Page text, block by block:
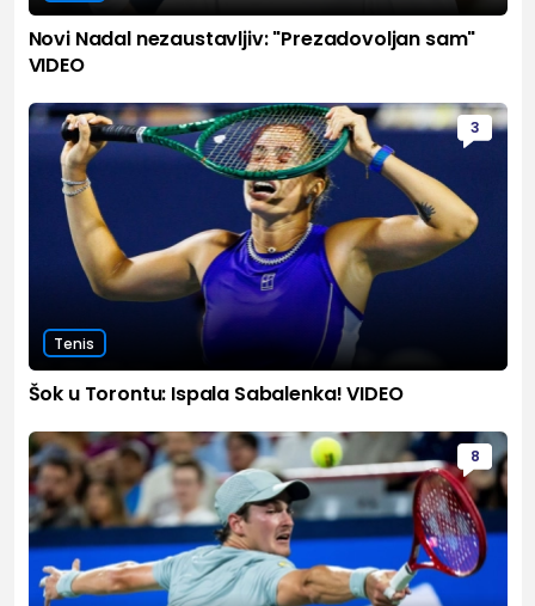
Novi Nadal nezaustavljiv: "Prezadovoljan sam"
VIDEO
3
Tenis
Šok u Torontu: Ispala Sabalenka! VIDEO
8